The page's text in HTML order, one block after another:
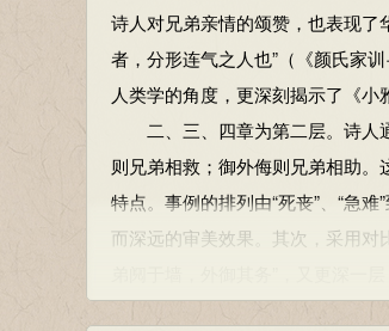
友生：友人。生，语气词，无实义
傧（bīn）：陈列。笾（biān）、
之：犹是。饫（yù）：宴饮同姓
具：通“俱”，俱全，完备，聚集。
孺：相亲。
好合：相亲相爱。
翕（xī）：聚合，和好。
诗人对兄弟亲情的颂赞，也表现了
者，分形连气之人也”（《颜氏家
人类学的角度，更深刻揭示了《小
二、三、四章为第二层。诗人通
则兄弟相救；御外侮则兄弟相助
特点。事例的排列由“死丧”、“急
而深远的审美效果。其次，采用对
弟阋于墙，外御其务”，又更深一
没有过渡，情绪和行为的转变即